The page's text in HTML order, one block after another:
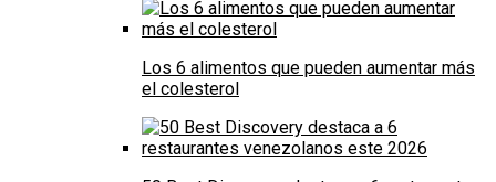
Los 6 alimentos que pueden aumentar más
el colesterol